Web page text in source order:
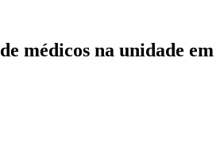
médicos na unidade em